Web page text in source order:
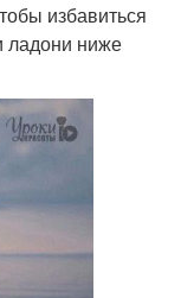
избавиться
ладони ниже